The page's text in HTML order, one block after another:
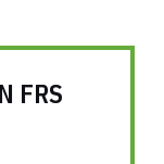
FRS